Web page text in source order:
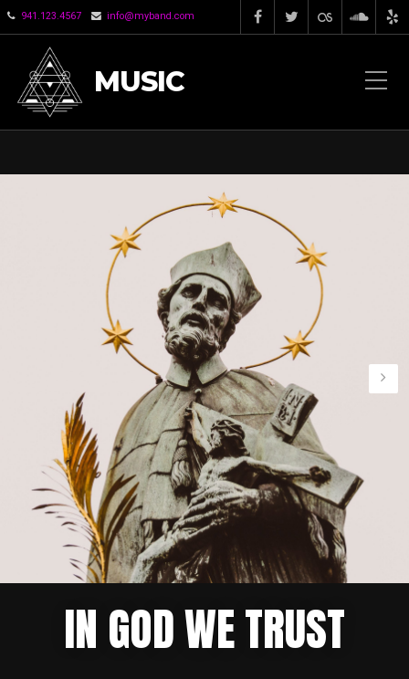
941.123.4567 info@myband.com
MUSIC
IN GOD WE TRUST